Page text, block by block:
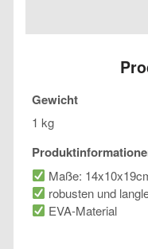
Gewicht
1 kg
Maße:
robusten und
EVA-Material